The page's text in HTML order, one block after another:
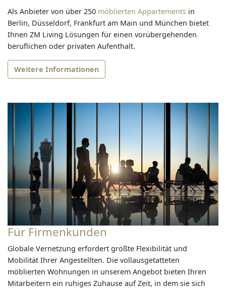
Als Anbieter von über 250 möblierten Appartements in
Berlin, Düsseldorf, Frankfurt am Main und München bietet
Ihnen ZM Living Lösungen für einen vorübergehenden
beruflichen oder privaten Aufenthalt.
Weitere Informationen
Für Firmenkunden
Globale Vernetzung erfordert größte Flexibilität und
Mobilität Ihrer Angestellten. Die vollausgetatteten
möblierten Wohnungen in unserem Angebot bieten Ihren
Mitarbeitern ein ruhiges Zuhause auf Zeit, in dem sie sich